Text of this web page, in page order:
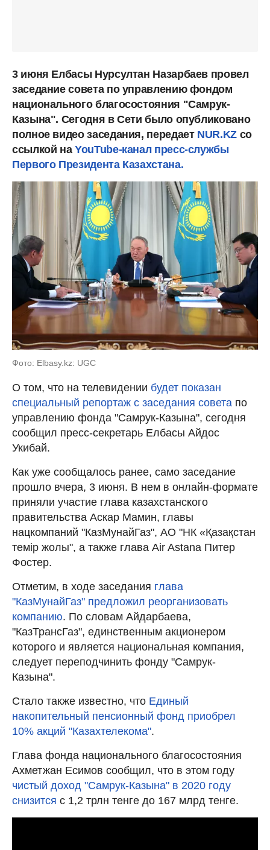
3 июня Елбасы Нурсултан Назарбаев провел
заседание совета по управлению фондом
национального благосостояния "Самрук-
Казына". Сегодня в Сети было опубликовано
полное видео заседания, передает NUR.KZсо
ссылкой наYouTube-канал пресс-службы
Первого Президента Казахстана.
Фото: Elbasy.kz: UGC
О том, что на телевидении будет показан
специальный репортаж с заседания совета по
управлению фонда "Самрук-Казына", сегодня
сообщил пресс-секретарь Елбасы Айдос
Укибай.
Как уже сообщалось ранее, само заседание
прошло вчера, 3 июня. В нем в онлайн-формате
приняли участие глава казахстанского
правительства Аскар Мамин, главы
нацкомпаний "КазМунайГаз", АО "НК «Қазақстан
темір жолы", а также глава Air Astana Питер
Фостер.
Отметим, в ходе заседания глава
"КазМунайГаз" предложил реорганизовать
компанию. По словам Айдарбаева,
"КазТрансГаз", единственным акционером
которого и является национальная компания,
следует переподчинить фонду "Самрук-
Казына".
Стало также известно, что Единый
накопительный пенсионный фонд приобрел
10% акций "Казахтелекома".
Глава фонда национального благосостояния
Ахметжан Есимов сообщил, что в этом году
чистый доход "Самрук-Казына" в 2020 году
снизится с 1,2 трлн тенге до 167 млрд тенге.